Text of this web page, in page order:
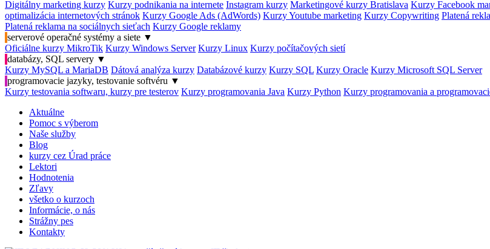
Digitálny marketing kurzy Kurzy podnikania na internete Instagram kurzy Marketingové kurzy Bratislava Kurzy Facebook
optimalizácia internetových stránok Kurzy Google Ads (AdWords) Kurzy Youtube marketing Kurzy Copywriting Platená
Platená reklama na sociálnych sieťach Kurzy Google reklamy
serverové operačné systémy a siete ▼
Oficiálne kurzy MikroTik Kurzy Windows Server Kurzy Linux Kurzy počítačových sietí
databázy, SQL servery ▼
Kurzy MySQL a MariaDB Dátová analýza kurzy Databázové kurzy Kurzy SQL Kurzy Oracle Kurzy Microsoft SQL Server
programovacie jazyky, testovanie softvéru ▼
Kurzy testovania softwaru, kurzy pre testerov Kurzy programovania Java Kurzy Python Kurzy programovania a
Aktuálne
Pomoc s výberom
Naše služby
Blog
kurzy cez Úrad práce
Lektori
Hodnotenia
Zľavy
všetko o kurzoch
Informácie, o nás
Strážny pes
Kontakty